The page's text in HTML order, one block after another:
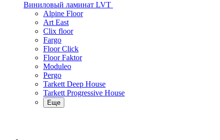
Виниловый ламинат LVT
Alpine Floor
Art East
Clix floor
Fargo
Floor Click
Floor Faktor
Moduleo
Pergo
Tarkett Deep House
Tarkett Progressive House
Еще